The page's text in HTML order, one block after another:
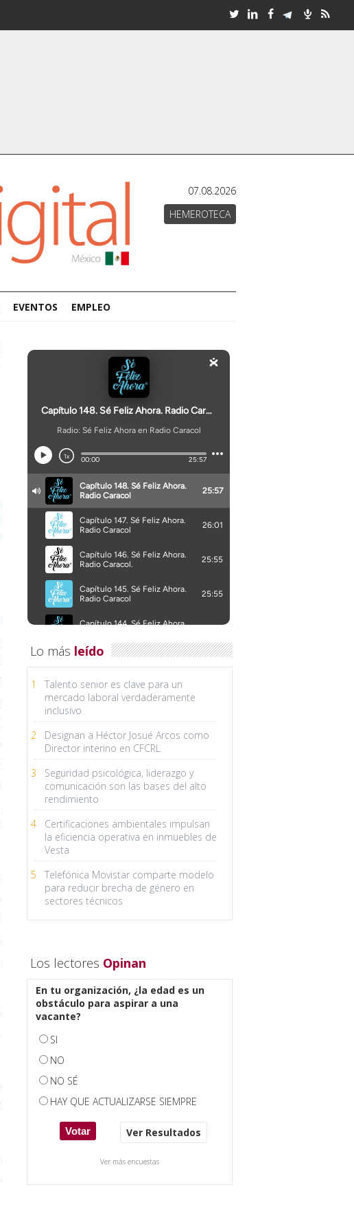
07.08.2026
HEMEROTECA
EVENTOS EMPLEO
Lo más leído
1
Talento senior es clave para un
mercado laboral verdaderamente
inclusivo
2
Designan a Héctor Josué Arcos como
Director interino en CFCRL
3
Seguridad psicológica, liderazgo y
comunicación son las bases del alto
rendimiento
4
Certificaciones ambientales impulsan
la eficiencia operativa en inmuebles de
Vesta
5
Telefónica Movistar comparte modelo
para reducir brecha de género en
sectores técnicos
Los lectores Opinan
En tu organización, ¿la edad es un
obstáculo para aspirar a una
vacante?
SI
NO
NO SÉ
HAY QUE ACTUALIZARSE SIEMPRE
Ver Resultados
Ver más encuestas